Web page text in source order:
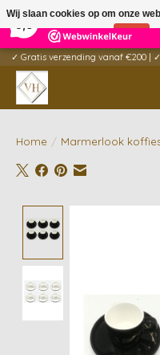
5
✓ Gratis verzending vanaf €200 |
Home / Marmerlook
Wij slaan cookies op om onze
Nee